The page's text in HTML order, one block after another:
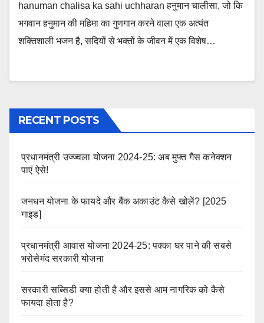
hanuman chalisa ka sahi uchharan हनुमान चालीसा, जो कि
भगवान हनुमान की महिमा का गुणगान करने वाला एक अत्यंत
शक्तिशाली भजन है, सदियों से भक्तों के जीवन में एक विशेष…
RECENT POSTS
प्रधानमंत्री उज्ज्वला योजना 2024-25: अब मुफ्त गैस कनेक्शन
पाएं ऐसे!
जनधन योजना के फायदे और बैंक अकाउंट कैसे खोलें? [2025
गाइड]
प्रधानमंत्री आवास योजना 2024-25: पक्का घर पाने की सबसे
भरोसेमंद सरकारी योजना
सरकारी सब्सिडी क्या होती है और इससे आम नागरिक को कैसे
फायदा होता है?